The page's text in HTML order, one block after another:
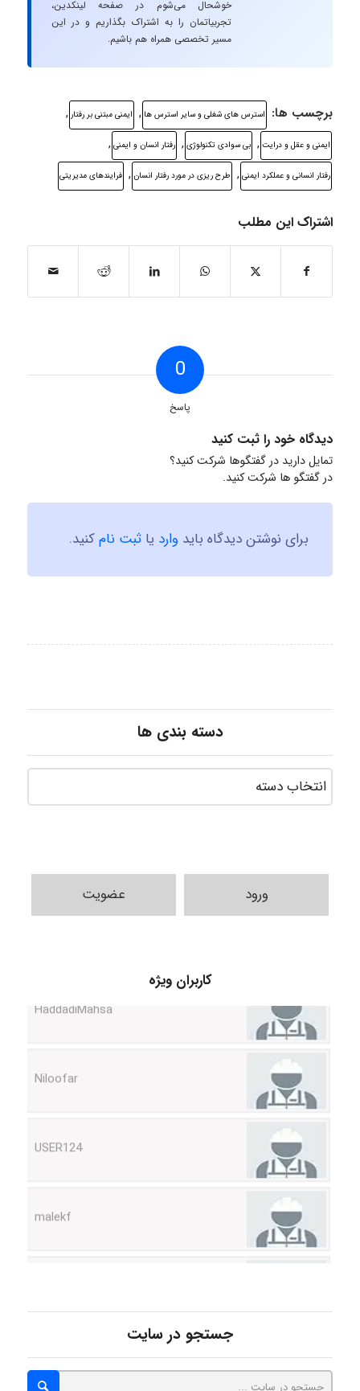
خوشحال می‌شوم در صفحه لینکدین،
تجربیاتمان را به اشتراک بگذاریم و در این
مسیر تخصصی همراه هم باشیم.
برچسب ها: استرس های شغلی و سایر استرس ها , ایمنی مبتنی بر رفتار ,
ایمنی و عقل و درایت , بی سوادی تکنولوژی , رفتار انسان و ایمنی ,
رفتار انسانی و عملکرد ایمنی , طرح ریزی در مورد رفتار انسان , فرایندهای مدیریتی
اشتراک این مطلب
0
پاسخ
دیدگاه خود را ثبت کنید
تمایل دارید در گفتگوها شرکت کنید؟
در گفتگو ها شرکت کنید.
برای نوشتن دیدگاه باید وارد یا ثبت نامکنید.
دسته بندی ها
ورود عضویت
کاربران ویژه
جستجو در سایت